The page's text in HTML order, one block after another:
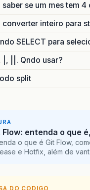
se um mes tem 4
converter inteiro para
SELECT para
|, ||. Qndo usar?
split
Flow: entenda o que
o que é Git Flow,
e Hotfix, além de
DO CODIGO